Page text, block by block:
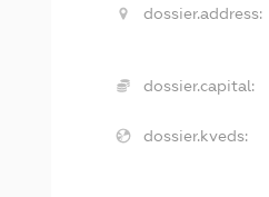
dossier.address:
dossier.capital:
dossier.kveds: